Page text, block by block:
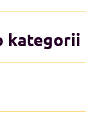
kategorii